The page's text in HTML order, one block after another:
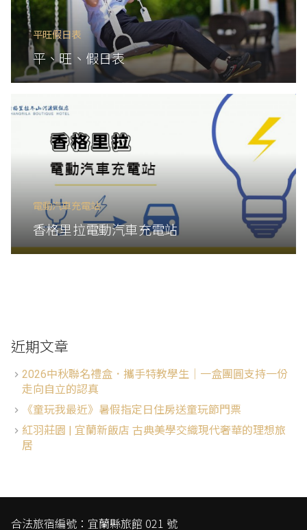
平旺假日表
平、旺、假日表
電動汽車充電站
香格里拉電動汽車充電站
近期文章
2026中秋聯名禮盒．攜手特教學生│一盒團圓支持一份
走向自立的認真
《童玩我最近》暑假指定日住房送童玩節門票
紅羽莊園 | 宜蘭新飯店 古典美學交織現代奢華的理想旅
居
合法旅宿編號：宜蘭縣旅館 021 號